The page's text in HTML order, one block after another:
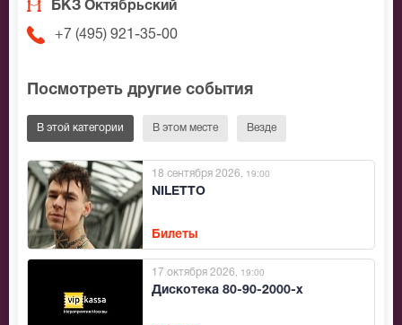
БКЗ Октябрьский
+7 (495) 921-35-00
Посмотреть другие события
В этой категории В этом месте Везде
NILETTO
18 сентября 2026 , 19:00
Билеты
Дискотека 80-90-2000-х
17 октября 2026 , 19:00